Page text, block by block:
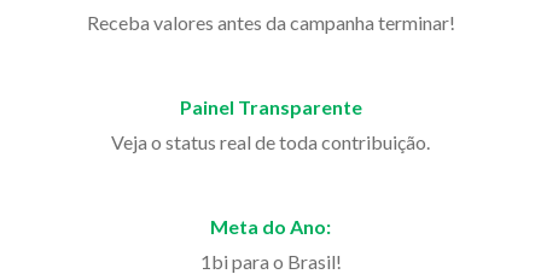
Receba valores antes da campanha terminar!
Painel Transparente
Veja o status real de toda contribuição.
Meta do Ano:
1bi para o Brasil!